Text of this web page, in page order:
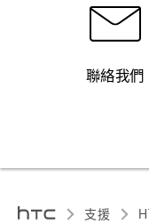
聯絡我們
支援